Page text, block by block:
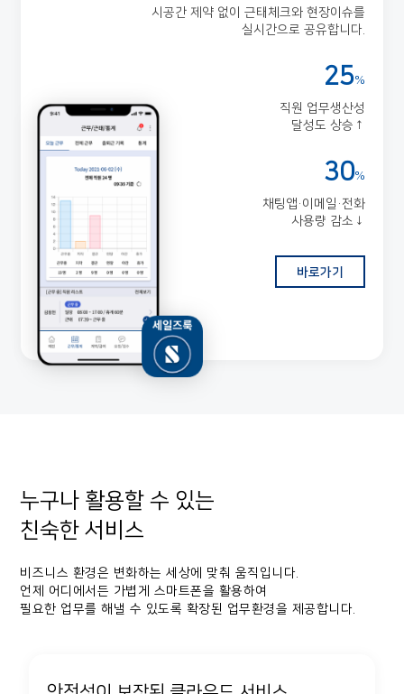
시공간 제약 없이 근태체크와 현장이슈를
실시간으로 공유합니다.
25%
직원 업무생산성
달성도 상승↑
30%
채팅앱·이메일·전화
사용량 감소↓
바로가기
누구나 활용할 수 있는
친숙한 서비스
비즈니스 환경은 변화하는 세상에 맞춰 움직입니다.
언제 어디에서든 가볍게 스마트폰을 활용하여
필요한 업무를 해낼 수 있도록 확장된 업무환경을 제공합니다.